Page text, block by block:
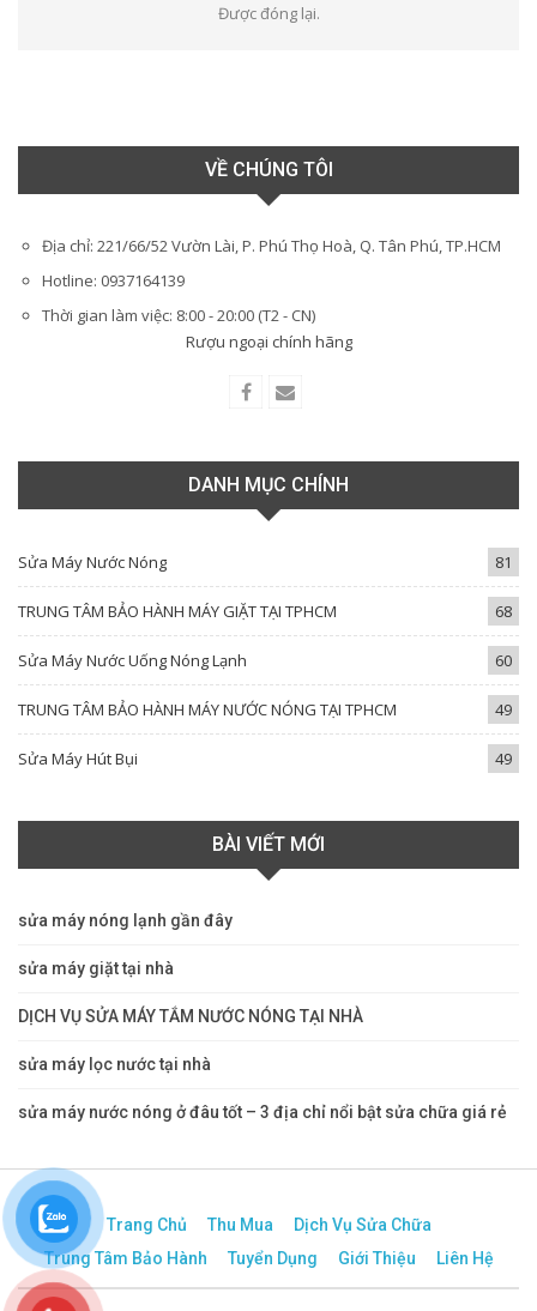
Được đóng lại.
VỀ CHÚNG TÔI
Địa chỉ: 221/66/52 Vườn Lài, P. Phú Thọ Hoà, Q. Tân Phú, TP.HCM
Hotline: 0937164139
Thời gian làm việc: 8:00 - 20:00 (T2 - CN)
Rượu ngoại chính hãng
DANH MỤC CHÍNH
Sửa Máy Nước Nóng 81
TRUNG TÂM BẢO HÀNH MÁY GIẶT TẠI TPHCM 68
Sửa Máy Nước Uống Nóng Lạnh 60
TRUNG TÂM BẢO HÀNH MÁY NƯỚC NÓNG TẠI TPHCM 49
Sửa Máy Hút Bụi 49
BÀI VIẾT MỚI
sửa máy nóng lạnh gần đây
sửa máy giặt tại nhà
DỊCH VỤ SỬA MÁY TẮM NƯỚC NÓNG TẠI NHÀ
sửa máy lọc nước tại nhà
sửa máy nước nóng ở đâu tốt – 3 địa chỉ nổi bật sửa chữa giá rẻ
Trang Chủ Thu Mua
Dịch Vụ Sửa Chữa
Trung Tâm Bảo Hành
Tuyển Dụng Giới Thiệu Liên Hệ